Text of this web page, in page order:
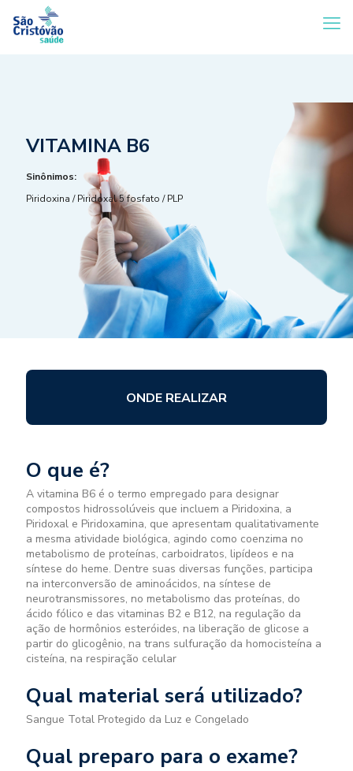
VITAMINA B6
Sinônimos:
Piridoxina / Piridoxal 5 fosfato / PLP
ONDE REALIZAR
O que é?
A vitamina B6 é o termo empregado para designar
compostos hidrossolúveis que incluem a Piridoxina, a
Piridoxal e Piridoxamina, que apresentam qualitativamente
a mesma atividade biológica, agindo como coenzima no
metabolismo de proteínas, carboidratos, lipídeos e na
síntese do heme. Dentre suas diversas funções, participa
na interconversão de aminoácidos, na síntese de
neurotransmissores, no metabolismo das proteínas, do
ácido fólico e das vitaminas B2 e B12, na regulação da
ação de hormônios esteróides, na liberação de glicose a
partir do glicogênio, na trans sulfuração da homocisteína a
cisteína, na respiração celular
Qual material será utilizado?
Sangue Total Protegido da Luz e Congelado
Qual preparo para o exame?